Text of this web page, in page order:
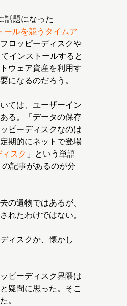
話題になった
ールを競うタイムア
ロッピーディスクや
インストールすると
ウェア資産を利用す
になるのだろう。
ては、ユーザーイン
る。「データの保存
ピーディスクなのは
期的にネットで登場
スク 」という単語
記事があるのが分
の遺物ではあるが、
れたわけではない。
ィスクか、懐かし
ピーディスク界隈は
疑問に思った。そこ
。